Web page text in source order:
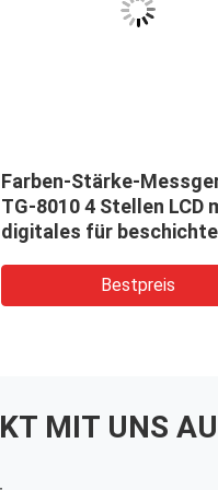
Farben-Stärke-
TG-8010 4 Stellen LCD
digitales für
Bestpreis
MIT UNS